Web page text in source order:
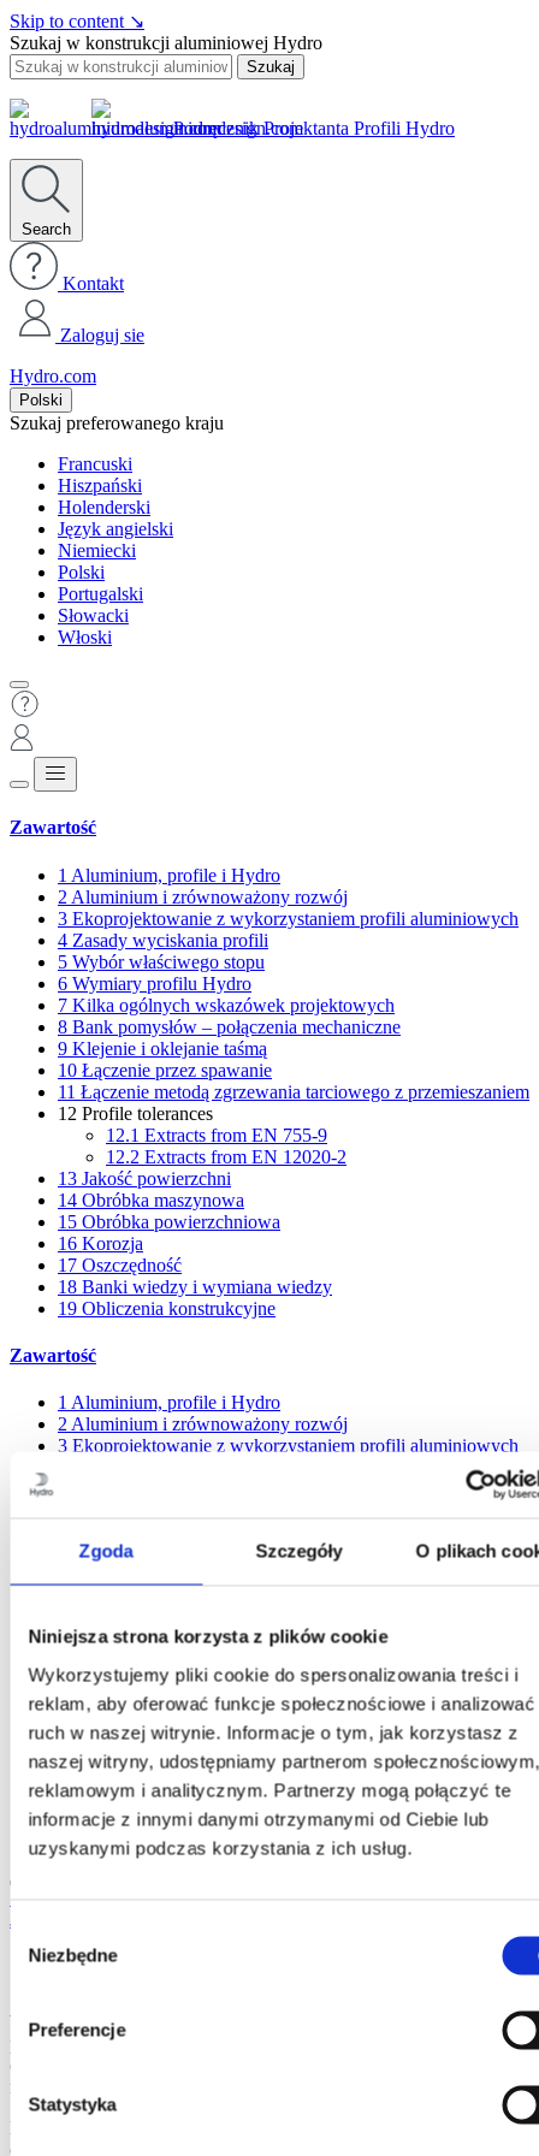
Zgoda Szczegóły O plikach
Niniejsza strona korzysta z plików cookie
Wykorzystujemy pliki cookie do spersonalizowania treści i
reklam, aby oferować funkcje społecznościowe i analizować
ruch w naszej witrynie. Informacje o tym, jak korzystasz z
naszej witryny, udostępniamy partnerom społecznościowym,
reklamowym i analitycznym. Partnerzy mogą połączyć te
informacje z innymi danymi otrzymanymi od Ciebie lub
uzyskanymi podczas korzystania z ich usług.
Wybór
zgody
Niezbędne
Preferencje
Statystyka
Skip to content ↘
Szukaj w konstrukcji aluminiowej Hydro
Szukaj
Podręcznik Projektanta Profili Hydro
Search
Kontakt
Zaloguj sie
Hydro.com
Polski
Szukaj preferowanego kraju
Francuski
Hiszpański
Holenderski
Język angielski
Niemiecki
Polski
Portugalski
Słowacki
Włoski
Zawartość
1 Aluminium, profile i Hydro
2 Aluminium i zrównoważony rozwój
3 Ekoprojektowanie z wykorzystaniem profili aluminiowych
4 Zasady wyciskania profili
5 Wybór właściwego stopu
6 Wymiary profilu Hydro
7 Kilka ogólnych wskazówek projektowych
8 Bank pomysłów – połączenia mechaniczne
9 Klejenie i oklejanie taśmą
10 Łączenie przez spawanie
11 Łączenie metodą zgrzewania tarciowego z przemieszaniem
12 Profile tolerances
12.1 Extracts from EN 755-9
12.2 Extracts from EN 12020-2
13 Jakość powierzchni
14 Obróbka maszynowa
15 Obróbka powierzchniowa
16 Korozja
17 Oszczędność
18 Banki wiedzy i wymiana wiedzy
19 Obliczenia konstrukcyjne
Zawartość
1 Aluminium, profile i Hydro
2 Aluminium i zrównoważony rozwój
3 Ekoprojektowanie z wykorzystaniem profili aluminiowych
Bank pomysłów – połączenia mechaniczne
12Profile tolerances
12.2Extracts from EN 12020-2
13Jakość powierzchni
14Obróbka maszynowa
Obróbka powierzchniowa
16Korozja
17Oszczędność
18Banki wiedzy i wymiana wiedzy
Obliczenia konstrukcyjne
Jakość powierzchni
12. Profile tolerances
Wachlarz profili, które można wytwarzać metodą wyciskania, jest
prawie nieograniczony. Mając na uwadze powyższe, nie
opracowano ogólnych zasad szczegółowo określających potencjalne
rozwiązania i obowiązujące tolerancje.
Konstrukcja profilu, grubość ścianki i rodzaj stopu to kluczowe
czynniki, które mają bezpośredni wpływ na tolerancje. W tym